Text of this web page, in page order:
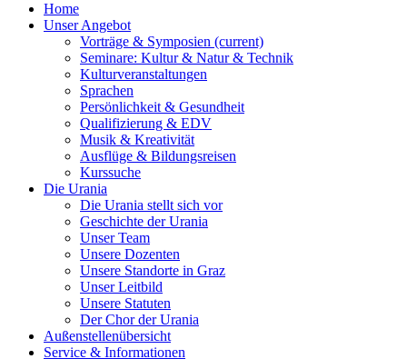
Home
Unser Angebot
Vorträge & Symposien (current)
Seminare: Kultur & Natur & Technik
Kulturveranstaltungen
Sprachen
Persönlichkeit & Gesundheit
Qualifizierung & EDV
Musik & Kreativität
Ausflüge & Bildungsreisen
Kurssuche
Die Urania
Die Urania stellt sich vor
Geschichte der Urania
Unser Team
Unsere Dozenten
Unsere Standorte in Graz
Unser Leitbild
Unsere Statuten
Der Chor der Urania
Außenstellenübersicht
Service & Informationen